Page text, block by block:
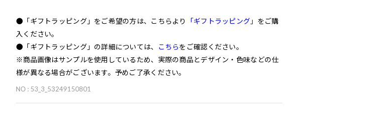
●「ギフトラッピング」をご希望の方は、こちらより 「ギフトラッピング」 をご購
入ください。
●「ギフトラッピング」の詳細については、
こちらをご確認ください。
※商品画像はサンプルを使用しているため、実際の商品とデザイン・色味などの仕
様が異なる場合がございます。予めご了承ください。
NO : 53_3_53249150801